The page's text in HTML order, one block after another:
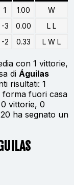
1 1.00
W
-3 0.00
L L
-2 0.33 L W L
con 1 vittorie,
di Águilas
risultati: 1
forma fuori casa
vittorie, 0
ha segnato un